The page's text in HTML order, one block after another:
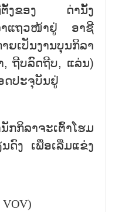
ທີ່​ຕັ້ງ​ຂອງ ດ່ານັ້ງ
າ​ແຖວ​ໜ້າ​ຢູ່ ອາ​ຊີ
ເປັນ​ງານ​ບຸນ​ກິ​ລາ​
, ຖີບ​ລົດ​ຖີບ, ແລ່ນ)
ດ​ປະ​ຈຸ​ບັນ​ຢູ່
ກ​ກ​ິ​ລາ​ຈະ​ເຕົ້າ​ໂຮມ​
ດົງ ເພື່ອ​ເລີ່ມ​ແຂ່ງ​